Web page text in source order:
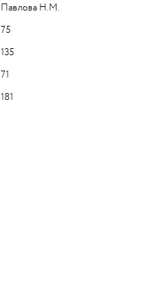
Павлова Н.М.
75
135
71
181